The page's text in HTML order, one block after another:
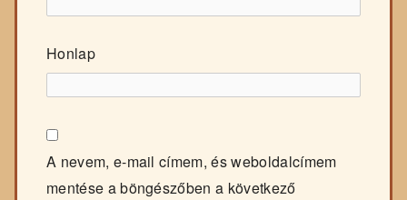
Honlap
A nevem, e-mail címem, és weboldalcímem
mentése a böngészőben a következő